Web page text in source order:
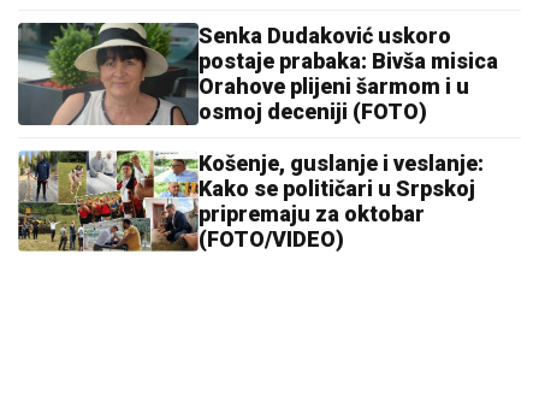
Senka Dudaković uskoro
postaje prabaka: Bivša misica
Orahove plijeni šarmom i u
osmoj deceniji (FOTO)
Košenje, guslanje i veslanje:
Kako se političari u Srpskoj
pripremaju za oktobar
(FOTO/VIDEO)